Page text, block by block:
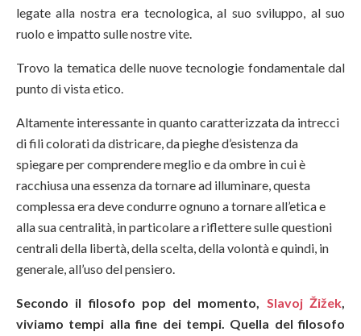
legate alla nostra era tecnologica, al suo sviluppo, al suo
ruolo e impatto sulle nostre vite.
Trovo la tematica delle nuove tecnologie fondamentale dal
punto di vista etico.
Altamente interessante in quanto caratterizzata da intrecci
di fili colorati da districare, da pieghe d’esistenza da
spiegare per comprendere meglio e da ombre in cui è
racchiusa una essenza da tornare ad illuminare, questa
complessa era deve condurre ognuno a tornare all’etica e
alla sua centralità, in particolare a riflettere sulle questioni
centrali della libertà, della scelta, della volontà e quindi, in
generale, all’uso del pensiero.
Secondo il filosofo pop del momento, Slavoj Žižek
viviamo tempi alla fine dei tempi. Quella del filosofo